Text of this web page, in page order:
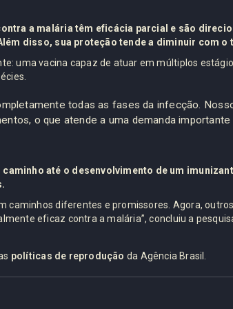
a malária têm eficácia parcial e são
disso, sua proteção tende a diminuir com o
uma vacina capaz de atuar em múltiplos
todas as fases da infecção.
o que atende a uma demanda importante
até o desenvolvimento de um
caminhos diferentes e promissores. Agora,
eficaz contra a malária”, concluiu a
políticas de reprodução da Agência Brasil.